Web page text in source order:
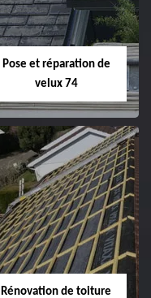
Pose et réparation de
velux 74
Rénovation de toiture